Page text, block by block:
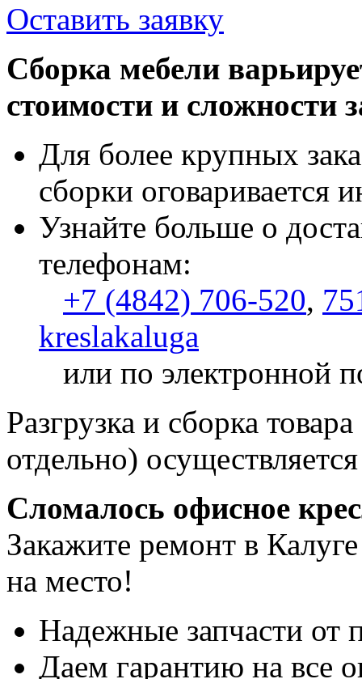
Оставить заявку
Сборка мебели
стоимости и сложности
Для более крупных
сборки оговаривается
Узнайте больше о
телефонам:
+7 (4842) 706-520,
kreslakaluga
или по электронной
Разгрузка и сборка
отдельно)
Сломалось офисное
Закажите ремонт в
на место!
Надежные запчасти от
Даем гарантию на все